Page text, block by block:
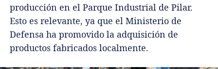
producción en el Parque Industrial de Pilar.
Esto es relevante, ya que el Ministerio de
Defensa ha promovido la adquisición de
productos fabricados localmente.